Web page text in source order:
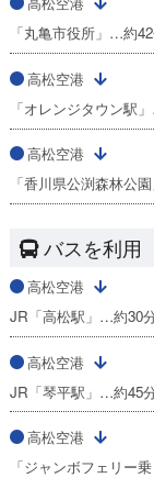
「丸亀市役所」…約
高松空港
「オレンジタウン駅
高松空港
「香川県公渕森林公
バスを利用
高松空港
JR「高松駅」…約30
高松空港
JR「琴平駅」…約45
高松空港
「ジャンボフェリー